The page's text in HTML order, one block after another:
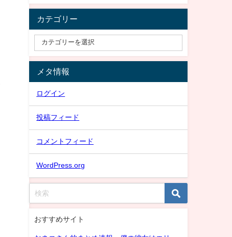
カテゴリー
メタ情報
ログイン
投稿フィード
コメントフィード
WordPress.org
おすすめサイト